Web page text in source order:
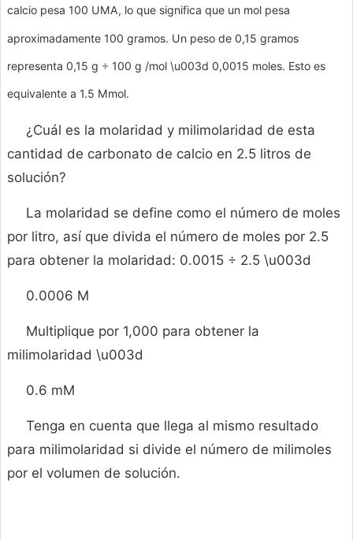
calcio pesa 100 UMA, lo que significa que un mol pesa
aproximadamente 100 gramos. Un peso de 0,15 gramos
representa 0,15 g ÷ 100 g /mol \u003d 0,0015 moles. Esto es
equivalente a 1.5 Mmol.
¿Cuál es la molaridad y milimolaridad de esta
cantidad de carbonato de calcio en 2.5 litros de
solución?
La molaridad se define como el número de moles
por litro, así que divida el número de moles por 2.5
para obtener la molaridad: 0.0015 ÷ 2.5 \u003d
0.0006 M
Multiplique por 1,000 para obtener la
milimolaridad \u003d
0.6 mM
Tenga en cuenta que llega al mismo resultado
para milimolaridad si divide el número de milimoles
por el volumen de solución.